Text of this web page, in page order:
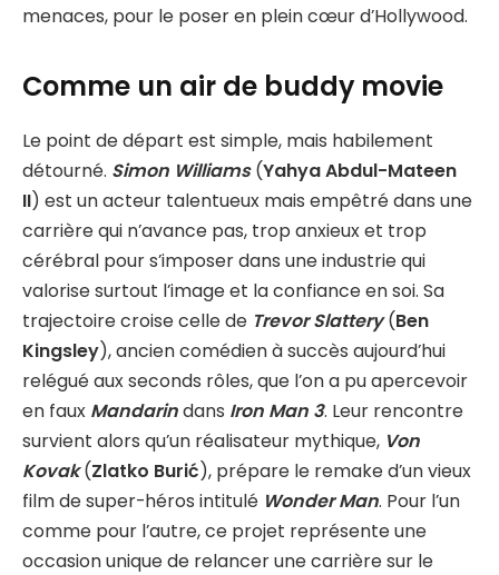
menaces, pour le poser en plein cœur d’Hollywood.
Comme un air de buddy movie
Le point de départ est simple, mais habilement
détourné. Simon Williams(Yahya Abdul-Mateen
II) est un acteur talentueux mais empêtré dans une
carrière qui n’avance pas, trop anxieux et trop
cérébral pour s’imposer dans une industrie qui
valorise surtout l’image et la confiance en soi. Sa
trajectoire croise celle de Trevor Slattery(Ben
Kingsley), ancien comédien à succès aujourd’hui
relégué aux seconds rôles, que l’on a pu apercevoir
en faux Mandarindans Iron Man 3. Leur rencontre
survient alors qu’un réalisateur mythique, Von
Kovak(Zlatko Burić), prépare le remake d’un vieux
film de super-héros intitulé Wonder Man. Pour l’un
comme pour l’autre, ce projet représente une
occasion unique de relancer une carrière sur le